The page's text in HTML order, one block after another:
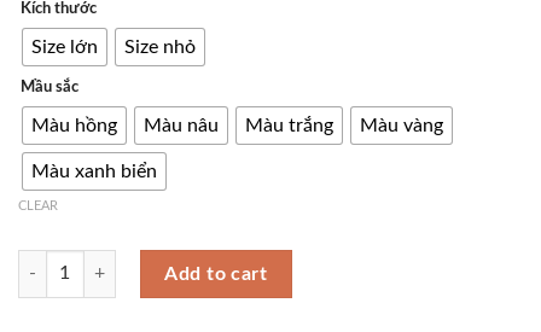
Kích thước
Size lớn Size nhỏ
Mầu sắc
Màu hồng Màu nâu Màu trắng Màu vàng
Màu xanh biển
CLEAR
Tượng decor lối vào khách sạn đẹp mắt CD431 quantity
Add to cart